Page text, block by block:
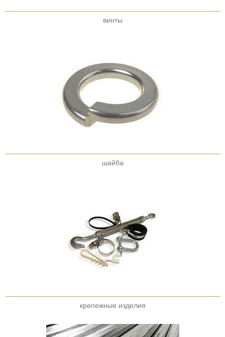
винты
шайба
крепежные изделия